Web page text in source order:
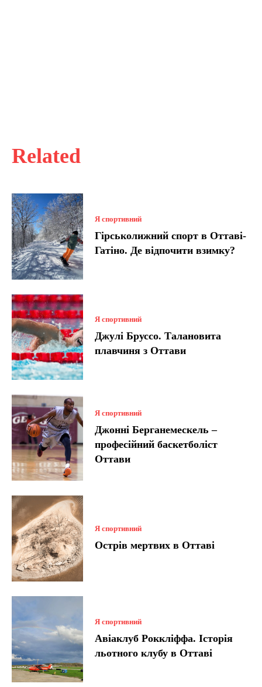
Related
Я спортивний
Гірськолижний спорт в Оттаві-
Гатіно. Де відпочити взимку?
Я спортивний
Джулі Бруссо. Талановита
плавчиня з Оттави
Я спортивний
Джонні Берганемескель –
професійний баскетболіст
Оттави
Я спортивний
Острів мертвих в Оттаві
Я спортивний
Авіаклуб Роккліффа. Історія
льотного клубу в Оттаві